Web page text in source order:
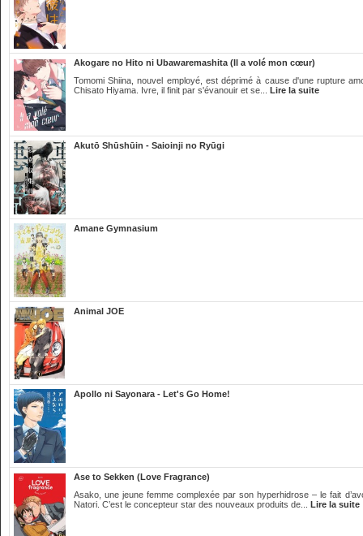
Akogare no Hito ni Ubawaremashita (Il a volé mon cœur)
Tomomi Shiina, nouvel employé, est déprimé à cause d'une rupture
Chisato Hiyama. Ivre, il finit par s'évanouir et se... Lire la suite
Akutō Shūshūin - Saioinji no Ryūgi
Amane Gymnasium
Animal JOE
Apollo ni Sayonara - Let's Go Home!
Ase to Sekken (Love Fragrance)
Asako, une jeune femme complexée par son hyperhidrose – le fait
Natori. C’est le concepteur star des nouveaux produits de... Lire la suite